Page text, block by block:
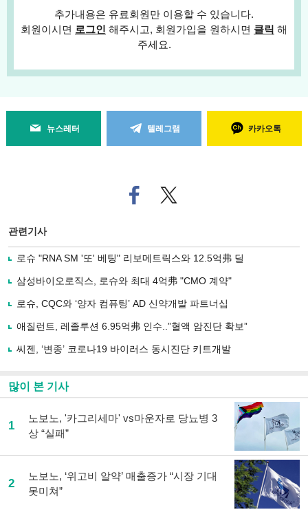
추가내용은 유료회원만 이용할 수 있습니다.
회원이시면 로그인 해주시고, 회원가입을 원하시면 클릭 해
주세요.
뉴스레터 텔레그램 카카오톡
페
이
로
기
사
유
기
트위
터로
관련기사
로슈 "RNA SM '또' 베팅" 리보메트릭스와 12.5억弗 딜
삼성바이오로직스, 로슈와 최대 4억弗 "CMO 계약"
로슈, CQC와 ‘양자 컴퓨팅’ AD 신약개발 파트너십
애질런트, 레졸루션 6.95억弗 인수..”혈액 암진단 확보”
씨젠, ‘변종’ 코로나19 바이러스 동시진단 키트개발
많이 본 기사
1
노보노, '카그리세마' vs마운자로 당뇨병 3
상 “실패”
2
노보노, ‘위고비 알약’ 매출증가 “시장 기대
못미쳐”